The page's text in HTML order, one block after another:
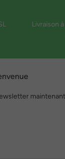
Livraison
maintenant